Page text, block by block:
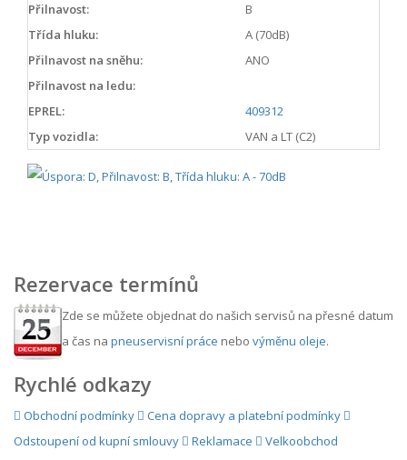
Přilnavost:
B
Třída hluku:
A (70dB)
Přilnavost na sněhu:
ANO
Přilnavost na ledu:
EPREL:
409312
Typ vozidla:
VAN a LT (C2)
Rezervace termínů
Zde se můžete objednat do našich servisů na přesné datum
a čas na pneuservisní práce nebo výměnu oleje.
Rychlé odkazy
Obchodní podmínky
Cena dopravy a platební podmínky
Odstoupení od kupní smlouvy
Reklamace Velkoobchod